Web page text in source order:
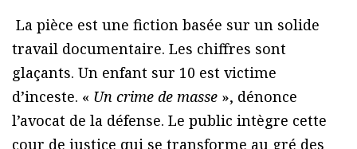
La pièce est une fiction basée sur un solide
travail documentaire. Les chiffres sont
glaçants. Un enfant sur 10 est victime
d’inceste. « Un crime de masse », dénonce
l’avocat de la défense. Le public intègre cette
cour de justice qui se transforme au gré des